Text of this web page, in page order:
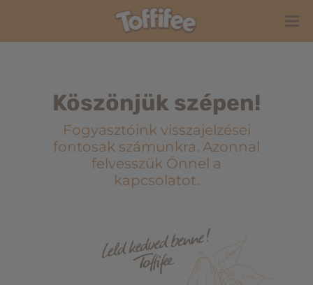
Köszönjük szépen!
Fogyasztóink visszajelzései
fontosak számunkra. Azonnal
felvesszük Önnel a
kapcsolatot.